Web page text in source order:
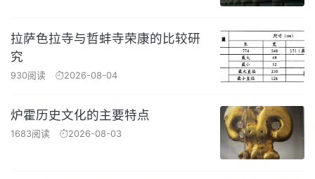
拉萨色拉寺与哲蚌寺荣康的比较研
究
930阅读 2026-08-04
炉霍历史文化的主要特点
1683阅读 2026-08-03